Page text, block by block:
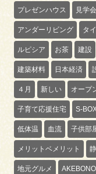
プレゼンハウス 見学
アンダーリビング タ
ルピシア お茶 建設
建築材料 日本経済
４月 新しい オープ
子育て応援住宅 S-
低体温 血流 子供部
メリットベメリット
地元グルメ